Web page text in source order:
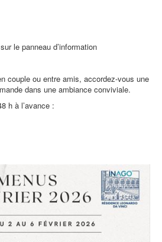
le panneau d’information
couple ou entre amis, accordez-vous une
dans une ambiance conviviale.
h à l’avance :